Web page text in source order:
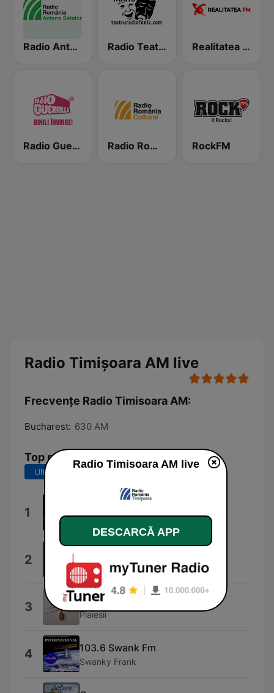
Radio Antena Satelor Radio Teatru Radiofonic Realitatea FM
Radio Guerrilla Radio România Cultural RockFM
Radio Timișoara AM live
Frecvențe Radio Timisoara AM:
Bucharest: 630 AM
Top melodii
Ultimele 7 zile
1 Teo
2 Raoul
3 Limba Romana
Plaiesii
4 103.6 Swank Fm
Swanky Frank
Radio Timisoara AM live
DESCARCĂ APP